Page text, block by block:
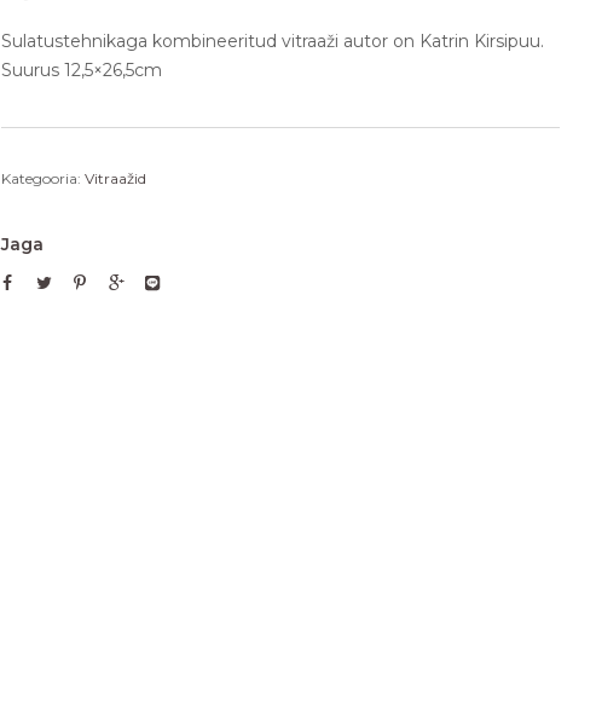
Sulatustehnikaga kombineeritud vitraaži autor on Katrin Kirsipuu.
Suurus 12,5×26,5cm
Kategooria: Vitraažid
Jaga